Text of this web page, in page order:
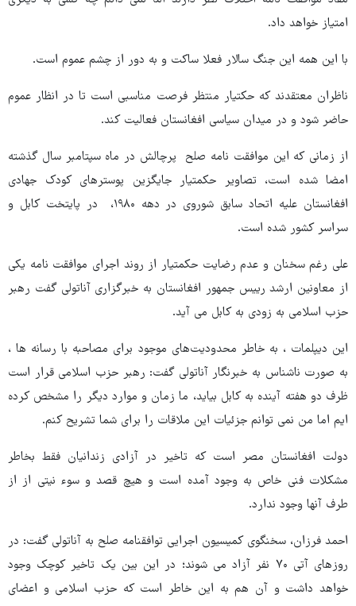
امتیاز خواهد داد.
با این همه این جنگ سالار فعلا ساکت و به دور از چشم عموم است.
ناظران معتقدند که حکتیار منتظر فرصت مناسبی است تا در انظار عموم
حاضر شود و در میدان سیاسی افغانستان فعالیت کند.
از زمانی که این موافقت نامه صلح پرچالش در ماه سپتامبر سال گذشته
امضا شده است، تصاویر حکمتیار جایگزین پوسترهای کودک جهادی
افغانستان علیه اتحاد سابق شوروی در دهه ۱۹۸۰، در پایتخت کابل و
سراسر کشور شده است.
علی رغم سخنان و عدم رضایت حکمتیار از روند اجرای موافقت نامه یکی
از معاونین ارشد رییس جمهور افغانستان به خبرگزاری آناتولی گفت رهبر
حزب اسلامی به زودی به کابل می آید.
این دیپلمات ، به خاطر محدودیت‌های موجود برای مصاحبه با رسانه ها ،
به صورت ناشناس به خبرنگار آناتولی گفت: رهبر حزب اسلامی قرار است
ظرف دو هفته آینده به کابل بیاید، ما زمان و موارد دیگر را مشخص کرده
ایم اما من نمی توانم جزئیات این ملاقات را برای شما تشریح کنم.
دولت افغانستان مصر است که تاخیر در آزادی زندانیان فقط بخاطر
مشکلات فنی خاص به وجود آمده است و هیچ قصد و سوء نیتی از از
طرف آنها وجود ندارد.
احمد فرزان، سخنگوی کمیسیون اجرایی توافقنامه صلح به آناتولی گفت: در
روزهای آتی ۷۰ نفر آزاد می شوند؛ در این بین یک تاخیر کوچک وجود
خواهد داشت و آن هم به این خاطر است که حزب اسلامی و اعضای